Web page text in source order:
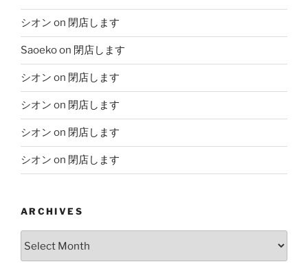
シオン on 閉店します
Saoekoon 閉店します
シオン on 閉店します
シオン on 閉店します
シオン on 閉店します
シオン on 閉店します
ARCHIVES